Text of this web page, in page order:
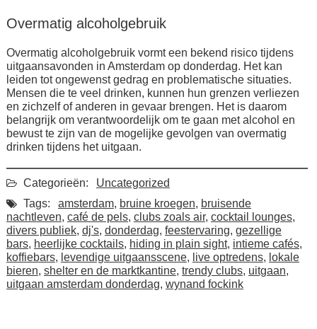
Overmatig alcoholgebruik
Overmatig alcoholgebruik vormt een bekend risico tijdens
uitgaansavonden in Amsterdam op donderdag. Het kan
leiden tot ongewenst gedrag en problematische situaties.
Mensen die te veel drinken, kunnen hun grenzen verliezen
en zichzelf of anderen in gevaar brengen. Het is daarom
belangrijk om verantwoordelijk om te gaan met alcohol en
bewust te zijn van de mogelijke gevolgen van overmatig
drinken tijdens het uitgaan.
Categorieën:
Uncategorized
Tags:
amsterdam, bruine kroegen, bruisende
nachtleven, café de pels, clubs zoals air, cocktail lounges,
divers publiek, dj's, donderdag, feestervaring, gezellige
bars, heerlijke cocktails, hiding in plain sight, intieme cafés,
koffiebars, levendige uitgaansscene, live optredens, lokale
bieren, shelter en de marktkantine, trendy clubs, uitgaan,
uitgaan amsterdam donderdag, wynand fockink